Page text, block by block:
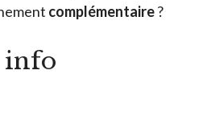
complémentaire?
info